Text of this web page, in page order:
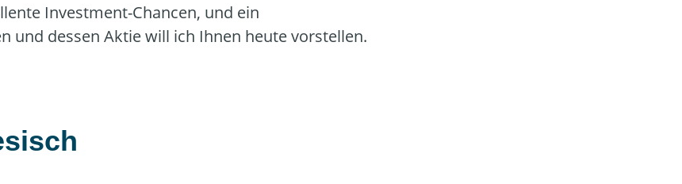
Investment-Chancen, und ein
und dessen Aktie will ich Ihnen heute vorstellen.